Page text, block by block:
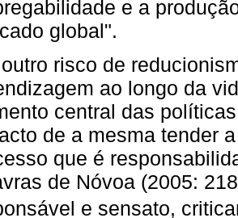
e a
global".
risco de
ao longo da
central das
de a mesma tender
que é
de Nóvoa (2005:
e sensato,